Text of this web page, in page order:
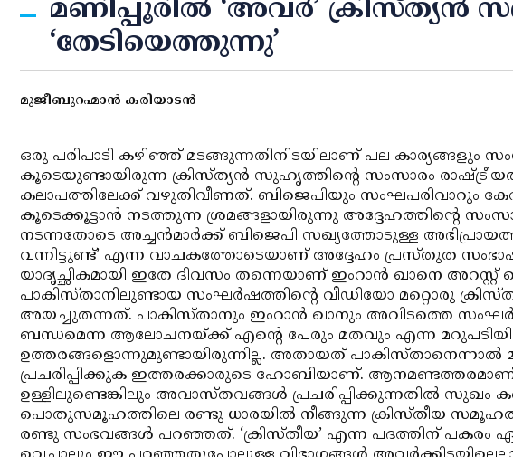
മണിപ്പൂരില്‍ ‘അവര്‍’ ക്രിസ്ത്യന്‍
‘തേടിയെത്തുന്നു’
മുജീബുറഹ്മാന്‍ കരിയാടന്‍
ഒരു പരിപാടി കഴിഞ്ഞ് മടങ്ങുന്നതിനിടയിലാണ് പല കാര്യങ്ങളും
കൂടെയുണ്ടായിരുന്ന ക്രിസ്ത്യന്‍ സുഹൃത്തിന്റെ സംസാരം
കലാപത്തിലേക്ക് വഴുതിവീണത്. ബിജെപിയും സംഘപരിവാറും
കൂടെക്കൂട്ടാന്‍ നടത്തുന്ന ശ്രമങ്ങളായിരുന്നു അദ്ദേഹത്തിന്റെ
നടന്നതോടെ അച്ചന്‍മാര്‍ക്ക് ബിജെപി സഖ്യത്തോടുള്ള
വന്നിട്ടുണ്ട്’ എന്ന വാചകത്തോടെയാണ് അദ്ദേഹം പ്രസ്തുത
യാദൃച്ഛികമായി ഇതേ ദിവസം തന്നെയാണ് ഇംറാന്‍ ഖാനെ
പാകിസ്താനിലുണ്ടായ സംഘര്‍ഷത്തിന്റെ വീഡിയോ മറ്റൊരു
അയച്ചുതന്നത്. പാകിസ്താനും ഇംറാന്‍ ഖാനും അവിടത്തെ
ബന്ധമെന്ന ആലോചനയ്ക്ക് എന്റെ പേരും മതവും എന്ന
ഉത്തരങ്ങളൊന്നുമുണ്ടായിരുന്നില്ല. അതായത് പാകിസ്താനെന്നാല്‍
പ്രചരിപ്പിക്കുക ഇത്തരക്കാരുടെ ഹോബിയാണ്.
ഉള്ളിലുണ്ടെങ്കിലും അവാസ്തവങ്ങള്‍ പ്രചരിപ്പിക്കുന്നതില്‍
പൊതുസമൂഹത്തിലെ രണ്ടു ധാരയില്‍ നീങ്ങുന്ന ക്രിസ്തീയ
രണ്ടു സംഭവങ്ങള്‍ പറഞ്ഞത്. ‘ക്രിസ്തീയ’ എന്ന പദത്തിന് പകരം